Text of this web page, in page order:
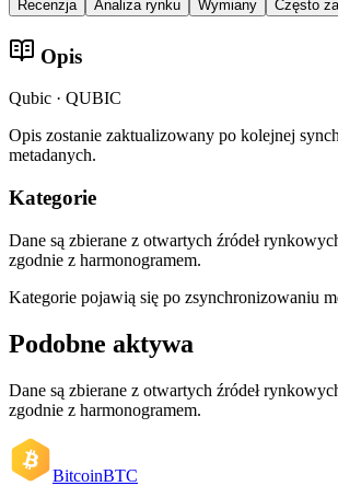
Recenzja Analiza rynku Wymiany Często
Opis
Qubic · QUBIC
Opis zostanie zaktualizowany po kolejnej
metadanych.
Kategorie
Dane są zbierane z otwartych źródeł
zgodnie z harmonogramem.
Kategorie pojawią się po zsynchronizowaniu
Podobne aktywa
Dane są zbierane z otwartych źródeł
zgodnie z harmonogramem.
BitcoinBTC